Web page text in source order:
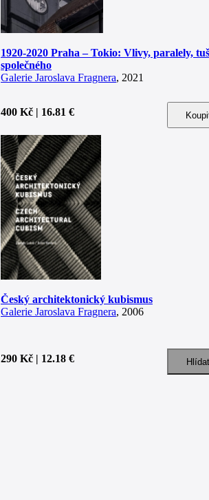
1920-2020 Praha – Tokio: Vlivy, paralely,
společného
Galerie Jaroslava Fragnera, 2021
400 Kč | 16.81 €
Český architektonický kubismus
Galerie Jaroslava Fragnera, 2006
290 Kč | 12.18 €